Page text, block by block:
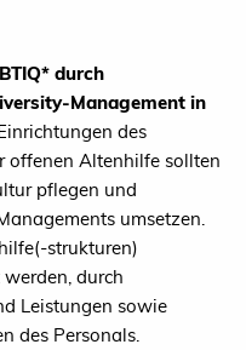
durch
Management in
des
offenen Altenhilfe sollten
pflegen und
umsetzen.
strukturen)
durch
Leistungen sowie
des Personals.